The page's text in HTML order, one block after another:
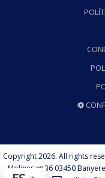
Copyright 2026. All rights
Molines nº 36 03450